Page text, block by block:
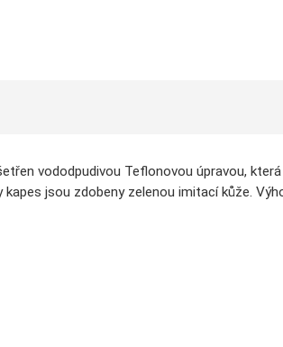
vododpudivou Teflonovou úpravou,
jsou zdobeny zelenou imitací kůže.